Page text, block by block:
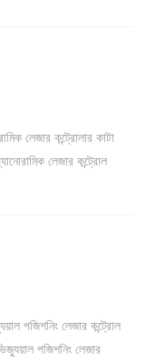
লেজার কন্ট্রোলার কাটা
লেজার কন্ট্রোল
পজিশনিং লেজার কন্ট্রোল
পজিশনিং লেজার